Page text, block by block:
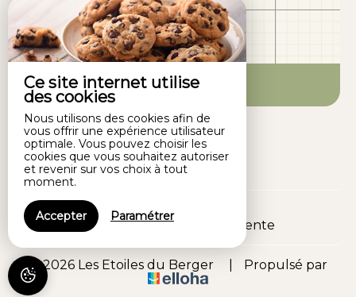
Ce site internet utilise
des cookies
Nous utilisons des cookies afin de
vous offrir une expérience utilisateur
optimale. Vous pouvez choisir les
cookies que vous souhaitez autoriser
et revenir sur vos choix à tout
moment.
Accepter Paramétrer
Venir chez nous
Mentions légales
Conditions générales de vente
© 2026 Les Etoiles du Berger Propulsé par